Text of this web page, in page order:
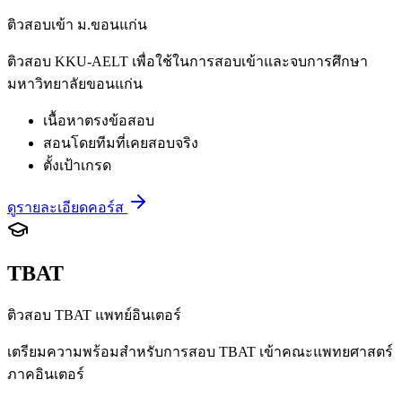
ติวสอบเข้า ม.ขอนแก่น
ติวสอบ KKU-AELT เพื่อใช้ในการสอบเข้าและจบการศึกษา
มหาวิทยาลัยขอนแก่น
เนื้อหาตรงข้อสอบ
สอนโดยทีมที่เคยสอบจริง
ตั้งเป้าเกรด
ดูรายละเอียดคอร์ส
TBAT
ติวสอบ TBAT แพทย์อินเตอร์
เตรียมความพร้อมสำหรับการสอบ TBAT เข้าคณะแพทยศาสตร์
ภาคอินเตอร์